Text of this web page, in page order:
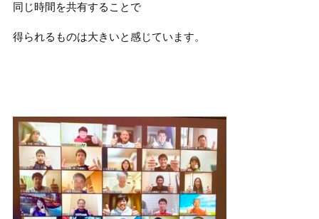
同じ時間を共有することで
得られるものは大きいと感じています。